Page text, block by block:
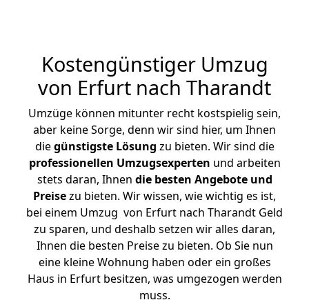
Kostengünstiger Umzug
von Erfurt nach Tharandt
Umzüge können mitunter recht kostspielig sein,
aber keine Sorge, denn wir sind hier, um Ihnen
diegünstigste Lösung zu bieten. Wir sind die
professionellen Umzugsexperten und arbeiten
stets daran, Ihnen die besten Angebote und
Preisezu bieten. Wir wissen, wie wichtig es ist,
bei einem Umzug von Erfurt nach Tharandt Geld
zu sparen, und deshalb setzen wir alles daran,
Ihnen die besten Preise zu bieten. Ob Sie nun
eine kleine Wohnung haben oder ein großes
Haus in Erfurt besitzen, was umgezogen werden
muss.